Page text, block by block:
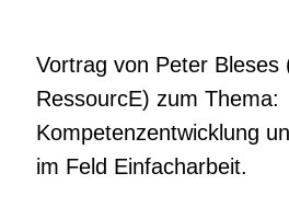
Vortrag von Peter Bleses
RessourcE) zum Thema:
Kompetenzentwicklung
im Feld Einfacharbeit.